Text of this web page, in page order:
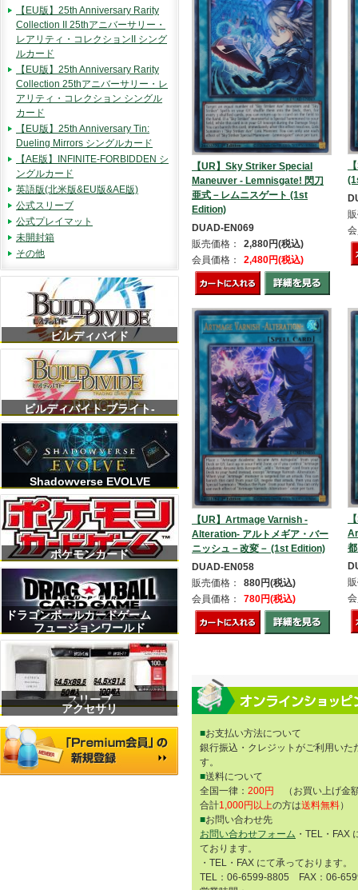
【UR】Sky Striker Special
Maneuver - Lemnisgate! 閃刀
亜式－レムニスゲート (1st
Edition)
DUAD-EN069
販売価格：
2,880円(税込)
会員価格：
2,480円(税込)
【UR】Artmage Varnish -
Alteration- アルトメギア・バー
ニッシュ－改変－ (1st Edition)
DUAD-EN058
販売価格：
880円(税込)
会員価格：
780円(税込)
■お支払い方法について
銀行振込・クレジットがご利用いた
す。
■送料について
全国一律： 200円 （お買い上げ金
合計1,000円以上の方は送料無料）
■お問い合わせ先
お問い合わせフォーム ・TEL・FAX
ております。
・TEL・FAX にて承っております。
TEL：06-6599-8805 FAX：06-
【EU版】25th Anniversary Rarity
Collection II 25thアニバーサリー・
レアリティ・コレクションII シング
ルカード
【EU版】25th Anniversary Rarity
Collection 25thアニバーサリー・レ
アリティ・コレクション シングル
カード
【EU版】25th Anniversary Tin:
Dueling Mirrors シングルカード
【AE版】INFINITE-FORBIDDEN シ
ングルカード
英語版(北米版&EU版&AE版)
公式スリーブ
公式プレイマット
未開封箱
その他
ビルディバイド
ビルディバイト-ブライト-
Shadowverse EVOLVE
ポケモンカード
ドラゴンボールカードゲーム
フュージョンワールド
スリーブ
アクセサリ